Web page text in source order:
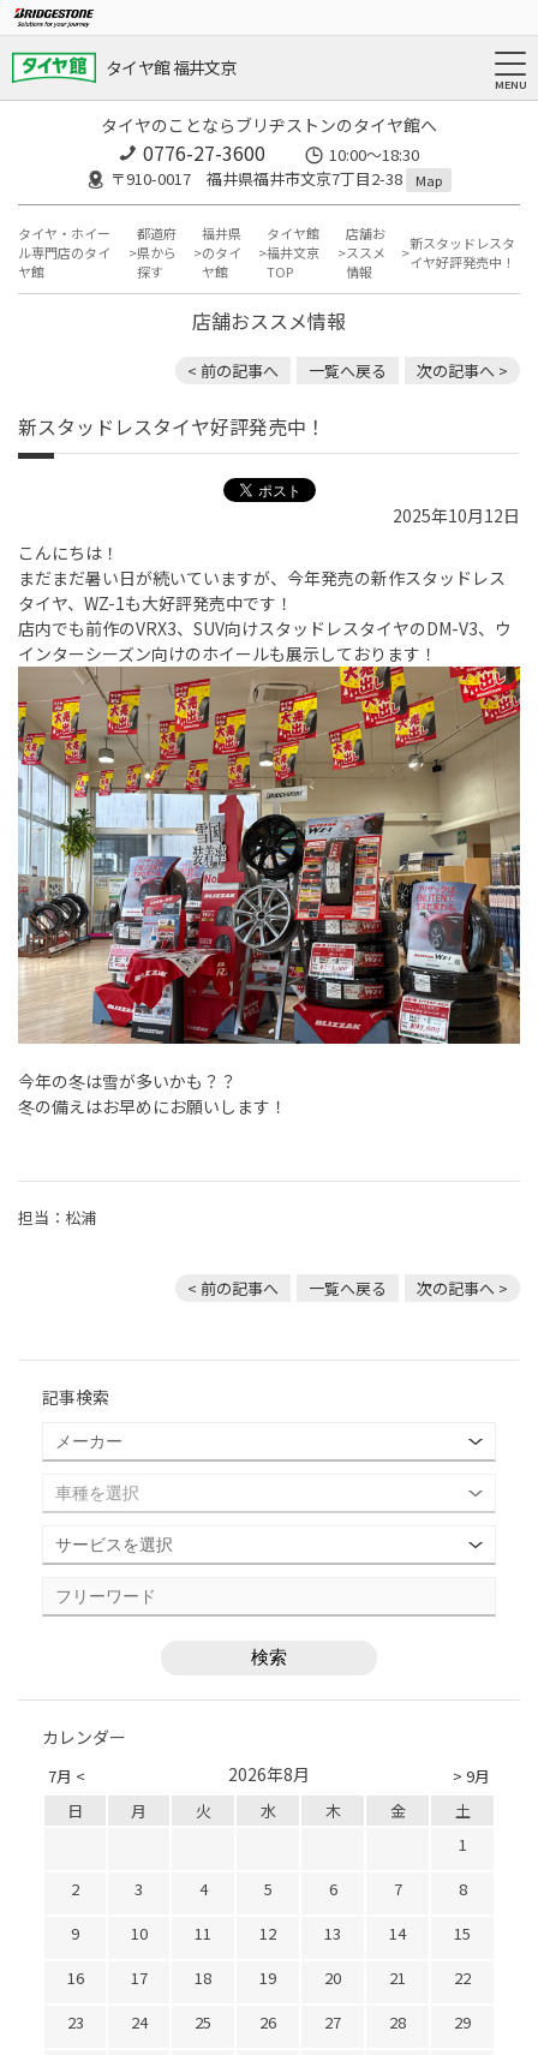
タイヤ館 福井文京
タイヤのことならブリヂストンのタイヤ館へ
0776-27-3600
10:00～18:30
〒910-0017 福井県福井市文京7丁目2-38
Map
タイヤ・ホイー
ル専門店のタイ
ヤ館
都道府
県から
探す
福井県
のタイ
ヤ館
タイヤ館
福井文京
TOP
店舗お
ススメ
情報
新スタッドレスタ
イヤ好評発売中！
店舗おススメ情報
< 前の記事へ 一覧へ戻る 次の記事へ >
新スタッドレスタイヤ好評発売中！
2025年10月12日
こんにちは！
まだまだ暑い日が続いていますが、今年発売の新作スタッドレス
タイヤ、WZ-1も大好評発売中です！
店内でも前作のVRX3、SUV向けスタッドレスタイヤのDM-V3、ウ
インターシーズン向けのホイールも展示しております！
今年の冬は雪が多いかも？？
冬の備えはお早めにお願いします！
担当：松浦
< 前の記事へ 一覧へ戻る 次の記事へ >
記事検索
カレンダー
7月 < > 9月
2026年8月
日 月 火 水 木 金
土
1
2
3 4 5 6 7
8
9
10 11 12 13 14
15
16
17 18 19 20 21
22
23
24 25 26 27 28
29